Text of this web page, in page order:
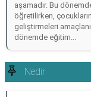
aşamadır. Bu
öğretilirken,
geliştirmeleri
dönemde eğitim...
Nedir